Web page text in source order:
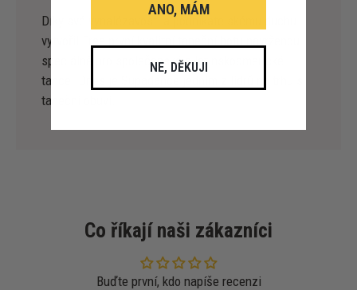
Díky své vynalézavosti a podnikatelskému duchu
vytvořil Free první kvalitní taneční botu navrženou
speciálně pro společenské a latinskoamerické
tance. Dnes je Supadance jedním z lídrů na trhu s
taneční obuví.
Co říkají naši zákazníci
Buďte první, kdo napíše recenzi
ANO, MÁM
NE, DĚKUJI